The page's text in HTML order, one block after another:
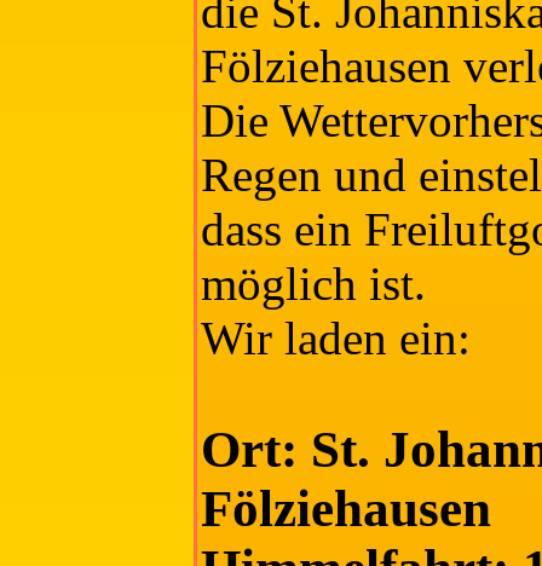
die St.
Fölziehausen
Die
Regen und
dass ein
möglich ist.
Wir laden ein:
Ort: St.
Fölziehausen